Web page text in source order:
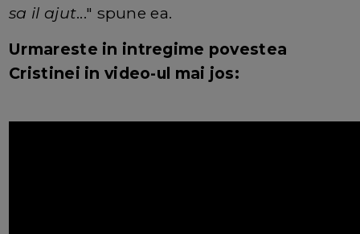
sa il ajut..." spune ea.
Urmareste in intregime povestea
Cristinei in video-ul mai jos: